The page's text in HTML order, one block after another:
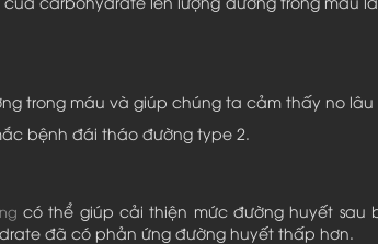
trong máu và giúp chúng ta cảm thấy no lâu
bệnh đái tháo đường type 2.
có thể giúp cải thiện mức đường huyết sau
đã có phản ứng đường huyết thấp hơn.